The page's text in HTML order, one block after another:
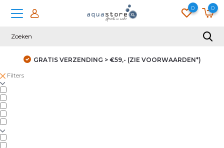
0 0
GRATIS VERZENDING > €59,- (ZIE VOORWAARDEN*)
Filters